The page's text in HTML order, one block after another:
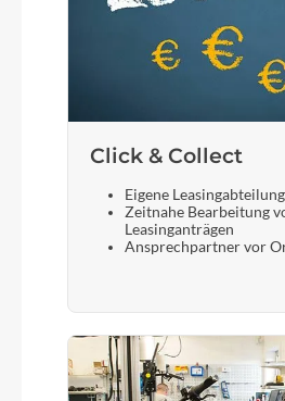
Click & Collect
Eigene Leasingabteilung
Zeitnahe Bearbeitung
Leasinganträgen
Ansprechpartner vor